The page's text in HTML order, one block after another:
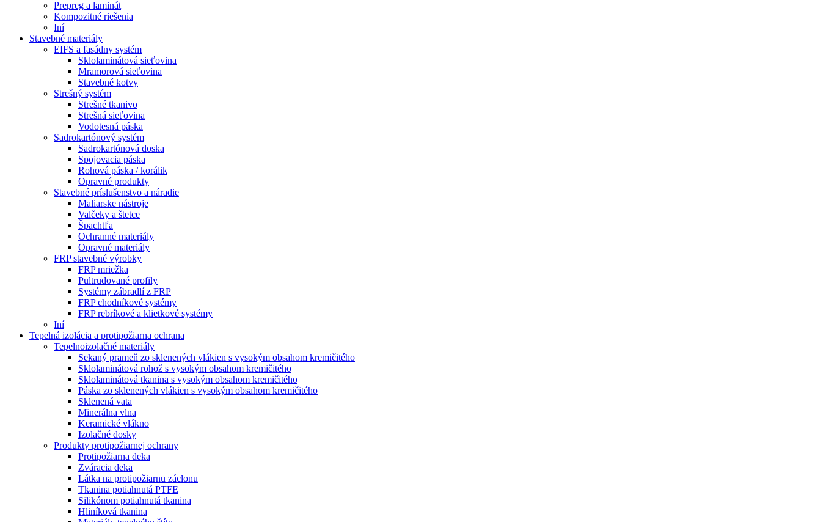
Prepreg a laminát
Kompozitné riešenia
Iní
Stavebné materiály
EIFS a fasádny systém
Sklolaminátová sieťovina
Mramorová sieťovina
Stavebné kotvy
Strešný systém
Strešné tkanivo
Strešná sieťovina
Vodotesná páska
Sadrokartónový systém
Sadrokartónová doska
Spojovacia páska
Rohová páska / korálik
Opravné produkty
Stavebné príslušenstvo a náradie
Maliarske nástroje
Valčeky a štetce
Špachtľa
Ochranné materiály
Opravné materiály
FRP stavebné výrobky
FRP mriežka
Pultrudované profily
Systémy zábradlí z FRP
FRP chodníkové systémy
FRP rebríkové a klietkové systémy
Iní
Tepelná izolácia a protipožiarna ochrana
Tepelnoizolačné materiály
Sekaný prameň zo sklenených vlákien s vysokým obsahom kremičitého
Sklolaminátová rohož s vysokým obsahom kremičitého
Sklolaminátová tkanina s vysokým obsahom kremičitého
Páska zo sklenených vlákien s vysokým obsahom kremičitého
Sklenená vata
Minerálna vlna
Keramické vlákno
Izolačné dosky
Produkty protipožiarnej ochrany
Protipožiarna deka
Zváracia deka
Látka na protipožiarnu záclonu
Tkanina potiahnutá PTFE
Silikónom potiahnutá tkanina
Hliníková tkanina